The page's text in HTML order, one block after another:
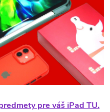
pre váš iPad TU.